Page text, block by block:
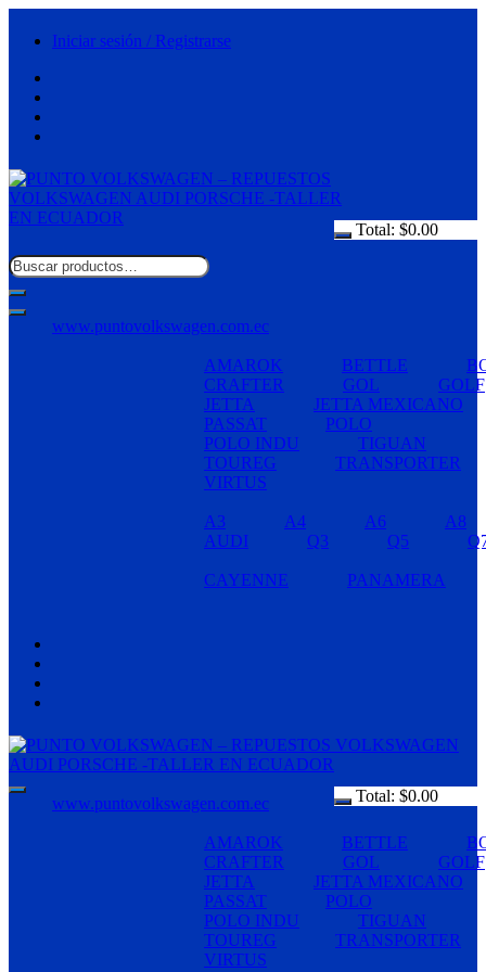
Iniciar sesión / Registrarse
Total: $0.00
www.puntovolkswagen.com.ec
AMAROK BETTLE
CRAFTER
GOL
GOLF
JETTA
JETTA MEXICANO
PASSAT
POLO
POLO INDU
TIGUAN
TOUREG
TRANSPORTER
VIRTUS
A3 A4 A6
A8
AUDI
Q3 Q5
CAYENNE PANAMERA
Total: $0.00
www.puntovolkswagen.com.ec
AMAROK BETTLE
CRAFTER
GOL
GOLF
JETTA
JETTA MEXICANO
PASSAT
POLO
POLO INDU
TIGUAN
TOUREG
TRANSPORTER
VIRTUS